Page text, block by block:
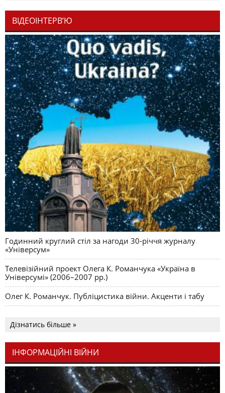
ВІДЕОІНТЕРВ’Ю
Годинний круглий стіл за нагоди 30-річчя журналу
«Універсум»
Телевізійний проект Олега К. Романчука «Україна в
Універсумі» (2006–2007 рр.)
Олег К. Романчук. Публіцистика війни. Акценти і табу
Дізнатись більше »
ІНФОРМАЦІЙНІ ВІЙНИ